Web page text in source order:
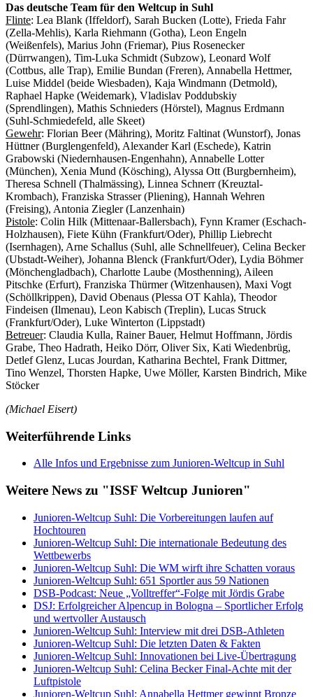
Das deutsche Team für den Weltcup in Suhl
Flinte: Lea Blank (Iffeldorf), Sarah Bucken (Lotte), Frieda Fahr
(Zella-Mehlis), Karla Riehmann (Gotha), Leon Engeln
(Weißenfels), Marius John (Friemar), Pius Rosenecker
(Dürrwangen), Tim-Luka Schmidt (Subzow), Leonard Wolf
(Cottbus, alle Trap), Emilie Bundan (Freren), Annabella Hettmer,
Luise Middel (beide Wiesbaden), Kaja Windmann (Detmold),
Raphael Hapke (Weidemark), Vladislav Poddubskiy
(Sprendlingen), Mathis Schnieders (Hörstel), Magnus Erdmann
(Suhl-Schmiedefeld, alle Skeet)
Gewehr: Florian Beer (Mähring), Moritz Faltinat (Wunstorf), Jonas
Hüttner (Burglengenfeld), Alexander Karl (Eschede), Katrin
Grabowski (Niedernhausen-Engenhahn), Annabelle Lotter
(München), Xenia Mund (Kösching), Alyssa Ott (Burgbernheim),
Theresa Schnell (Thalmässing), Linnea Schnerr (Kreuztal-
Krombach), Franziska Strasser (Pliening), Hannah Wehren
(Freising), Antonia Ziegler (Lanzenhain)
Pistole: Colin Hilk (Mittenaar-Ballersbach), Fynn Kramer (Eschach-
Holzhausen), Fiete Kühn (Frankfurt/Oder), Phillip Liebrecht
(Isernhagen), Arne Schallus (Suhl, alle Schnellfeuer), Celina Becker
(Ubstadt-Weiher), Johanna Blenck (Frankfurt/Oder), Lydia Böhmer
(Mönchengladbach), Charlotte Laube (Mosthenning), Aileen
Pitschke (Erfurt), Franziska Thürmer (Witzenhausen), Maxi Vogt
(Schöllkrippen), David Obenaus (Plessa OT Kahla), Theodor
Findeisen (Ilmenau), Leon Kabisch (Treplin), Lucas Struck
(Frankfurt/Oder), Luke Winterton (Lippstadt)
Betreuer: Claudia Kulla, Rainer Bauer, Helmut Hoffmann, Jördis
Grabe, Theo Hadrath, Heiko Dörr, Oliver Six, Kati Wiedenbrüg,
Detlef Glenz, Lucas Jourdan, Katharina Bechtel, Frank Dittmer,
Tino Wenzel, Thorsten Hapke, Uwe Möller, Karsten Bindrich, Mike
Stöcker
(Michael Eisert)
Weiterführende Links
Alle Infos und Ergebnisse zum Junioren-Weltcup in Suhl
Weitere News zu "ISSF Weltcup Junioren"
Junioren-Weltcup Suhl: Die Vorbereitungen laufen auf
Hochtouren
Junioren-Weltcup Suhl: Die internationale Bedeutung des
Wettbewerbs
Junioren-Weltcup Suhl: Die WM wirft ihre Schatten voraus
Junioren-Weltcup Suhl: 651 Sportler aus 59 Nationen
DSB-Podcast: Neue „Volltreffer“-Folge mit Jördis Grabe
DSJ: Erfolgreicher Alpencup in Bologna – Sportlicher Erfolg
und wertvoller Austausch
Junioren-Weltcup Suhl: Interview mit drei DSB-Athleten
Junioren-Weltcup Suhl: Die letzten Daten & Fakten
Junioren-Weltcup Suhl: Innovationen bei Live-Übertragung
Junioren-Weltcup Suhl: Celina Becker Final-Achte mit der
Luftpistole
Junioren-Weltcup Suhl: Annabella Hettmer gewinnt Bronze